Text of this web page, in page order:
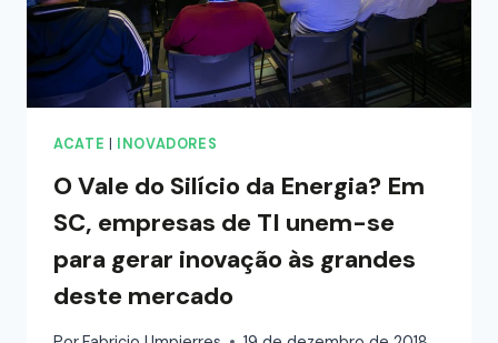
ACATE INOVADORES
O Vale do Silício da Energia? Em
SC, empresas de TI unem-se
para gerar inovação às grandes
deste mercado